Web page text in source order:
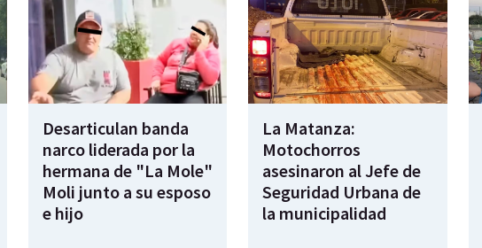
Desarticulan banda
narco liderada por la
hermana de "La Mole"
Moli junto a su esposo
e hijo
La Matanza:
Motochorros
asesinaron al Jefe de
Seguridad Urbana de
la municipalidad